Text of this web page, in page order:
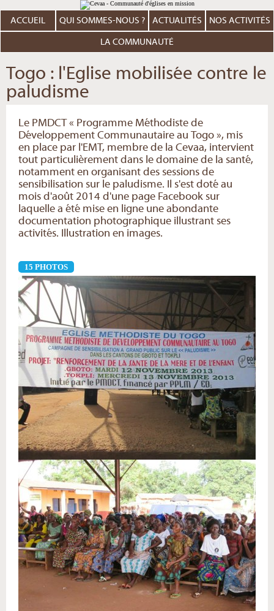
au
contenu.
Aller
personnels
ACCUEIL QUI SOMMES-NOUS ? ACTUALITÉS NOS ACTIVITÉS
LA COMMUNAUTÉ
Togo : l'Eglise mobilisée contre le
paludisme
Le PMDCT « Programme Méthodiste de
Développement Communautaire au Togo », mis
en place par l'EMT, membre de la Cevaa, intervient
tout particulièrement dans le domaine de la santé,
notamment en organisant des sessions de
sensibilisation sur le paludisme. Il s'est doté au
mois d'août 2014 d'une page Facebook sur
laquelle a été mise en ligne une abondante
documentation photographique illustrant ses
activités. Illustration en images.
15 PHOTOS